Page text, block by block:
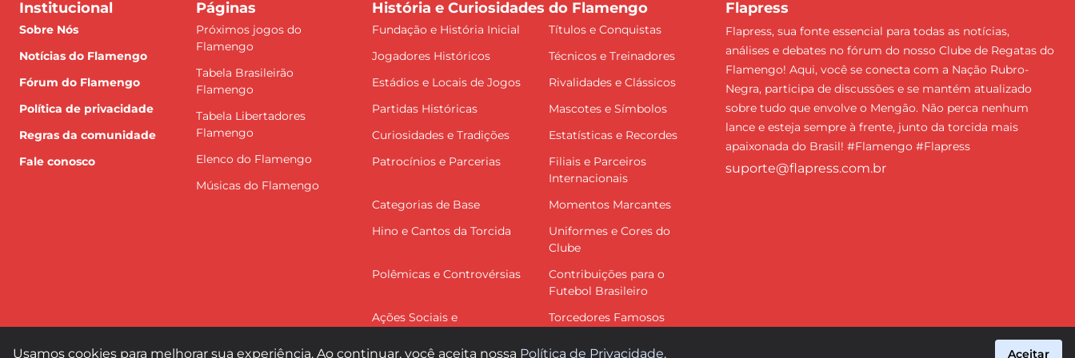
Institucional
Sobre Nós
Notícias do Flamengo
Fórum do Flamengo
Política de privacidade
Regras da comunidade
Fale conosco
Páginas
Próximos jogos do
Flamengo
Tabela Brasileirão
Flamengo
Tabela Libertadores
Flamengo
Elenco do Flamengo
Músicas do Flamengo
História e Curiosidades do Flamengo
Fundação e História Inicial
Títulos e Conquistas
Jogadores Históricos
Técnicos e Treinadores
Estádios e Locais de Jogos
Rivalidades e Clássicos
Partidas Históricas
Mascotes e Símbolos
Curiosidades e Tradições
Estatísticas e Recordes
Patrocínios e Parcerias
Filiais e Parceiros
Internacionais
Categorias de Base
Momentos Marcantes
Hino e Cantos da Torcida
Uniformes e Cores do
Clube
Polêmicas e Controvérsias
Contribuições para o
Futebol Brasileiro
Ações Sociais e
Torcedores Famosos
Flapress
Flapress, sua fonte essencial para todas as notícias,
análises e debates no fórum do nosso Clube de Regatas do
Flamengo! Aqui, você se conecta com a Nação Rubro-
Negra, participa de discussões e se mantém atualizado
sobre tudo que envolve o Mengão. Não perca nenhum
lance e esteja sempre à frente, junto da torcida mais
apaixonada do Brasil! #Flamengo #Flapress
suporte@flapress.com.br
Usamos cookies para melhorar sua experiência. Ao continuar, você aceita nossa Política de Privacidade. Aceitar